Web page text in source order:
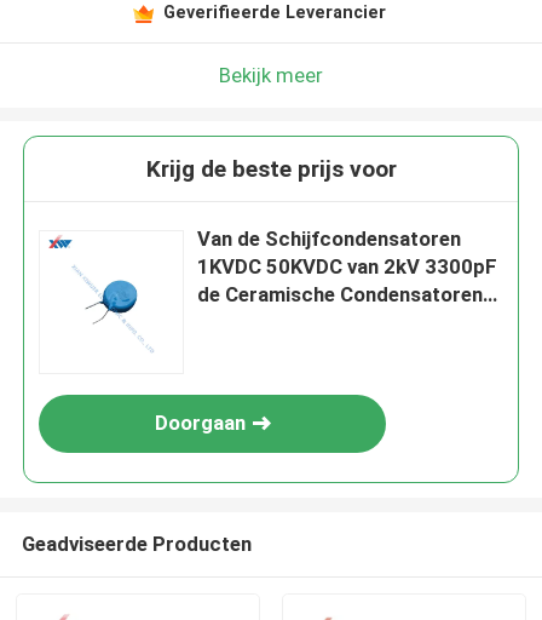
Geverifieerde Leverancier
Bekijk meer
Krijg de beste prijs voor
Van de Schijfcondensatoren
1KVDC 50KVDC van 2kV 3300pF
de Ceramische Condensatoren
Doorgaan
Geadviseerde Producten